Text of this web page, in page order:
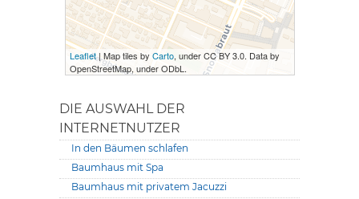
Leaflet| Map tiles byCarto, under CC BY 3.0. Data by
OpenStreetMap, under ODbL.
DIE AUSWAHL DER
INTERNETNUTZER
In den Bäumen schlafen
Baumhaus mit Spa
Baumhaus mit privatem Jacuzzi